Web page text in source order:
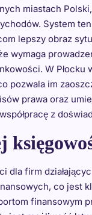
miastach
System
lepszy obraz
wymaga
W
pozwala im
prawa oraz
z
dla firm
co jest
finansowym